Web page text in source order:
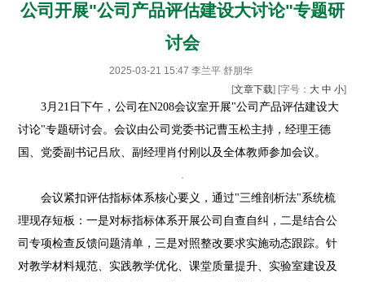
公司开展"公司产品评估建设大讨论"专题研
讨会
2025-03-21 15:47 李兰平 舒朋华
[文章下载] [字号： 大 中 小]
3月21日下午，公司在N208会议室开展"公司产品评估建设大
讨论"专题研讨会。会议由公司党委书记曹玉松主持，经理王德
国、党委副书记吕欣、副经理肖付刚以及全体教师参加会议。
会议紧扣评估指标体系核心要义，通过"三维剖析法"系统梳
理现存短板：一是对标指标体系开展公司自查自纠，二是结合公
司专项检查反馈问题清单，三是对照整改要求实施动态跟踪。针
对教学材料规范、实践教学优化、课堂质量提升、实验室建设及